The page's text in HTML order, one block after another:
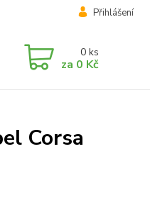
Přihlášení
0 ks
za 0 Kč
Corsa